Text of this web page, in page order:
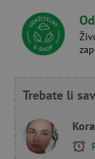
Trebate li